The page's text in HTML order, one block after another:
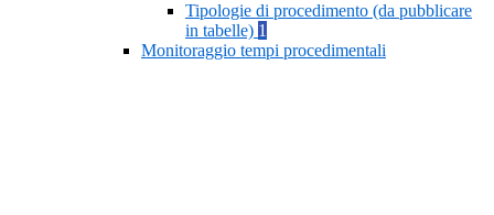
Tipologie di procedimento (da pubblicare
in tabelle) 1
Monitoraggio tempi procedimentali